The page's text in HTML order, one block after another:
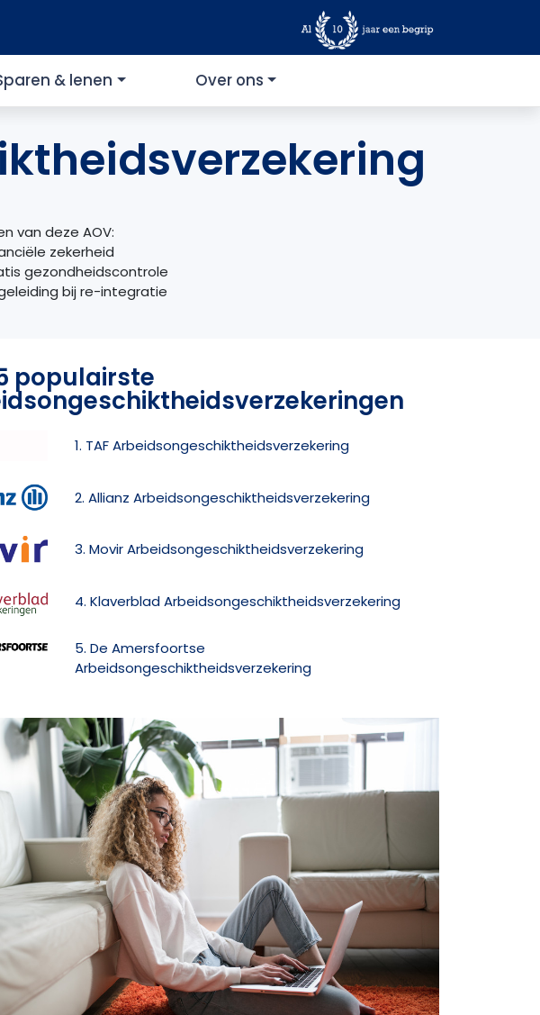
& lenen Over ons
van deze AOV:
zekerheid
gezondheidscontrole
bij re-integratie
populairste
1. TAF Arbeidsongeschiktheidsverzekering
2. Allianz Arbeidsongeschiktheidsverzekering
3. Movir Arbeidsongeschiktheidsverzekering
4. Klaverblad Arbeidsongeschiktheidsverzekering
5. De Amersfoortse
Arbeidsongeschiktheidsverzekering